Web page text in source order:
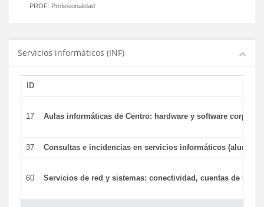
PROF: Profesionalidad
Servicios informáticos (INF)
ID
17 Aulas informáticas de Centro: hardware y software
37 Consultas e incidencias en servicios informáticos (alumnos)
60 Servicios de red y sistemas: conectividad, cuentas de